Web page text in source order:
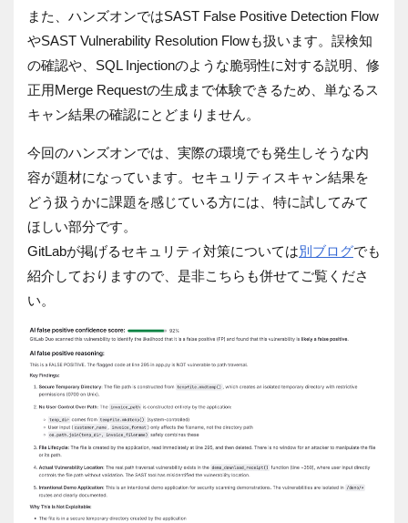
また、ハンズオンではSAST False Positive Detection Flow
やSAST Vulnerability Resolution Flowも扱います。誤検知
の確認や、SQL Injectionのような脆弱性に対する説明、修
正用Merge Requestの生成まで体験できるため、単なるス
キャン結果の確認にとどまりません。
今回のハンズオンでは、実際の環境でも発生しそうな内
容が題材になっています。セキュリティスキャン結果を
どう扱うかに課題を感じている方には、特に試してみて
ほしい部分です。
GitLabが掲げるセキュリティ対策については別ブログでも
紹介しておりますので、是非こちらも併せてご覧くださ
い。